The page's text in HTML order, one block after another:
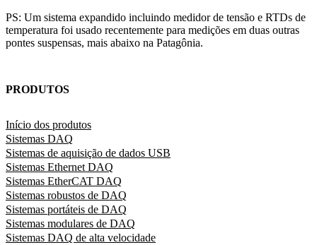
PS: Um sistema expandido incluindo medidor de tensão e RTDs de
temperatura foi usado recentemente para medições em duas outras
pontes suspensas, mais abaixo na Patagônia.
PRODUTOS
Início dos produtos
Sistemas DAQ
Sistemas de aquisição de dados USB
Sistemas Ethernet DAQ
Sistemas EtherCAT DAQ
Sistemas robustos de DAQ
Sistemas portáteis de DAQ
Sistemas modulares de DAQ
Sistemas DAQ de alta velocidade